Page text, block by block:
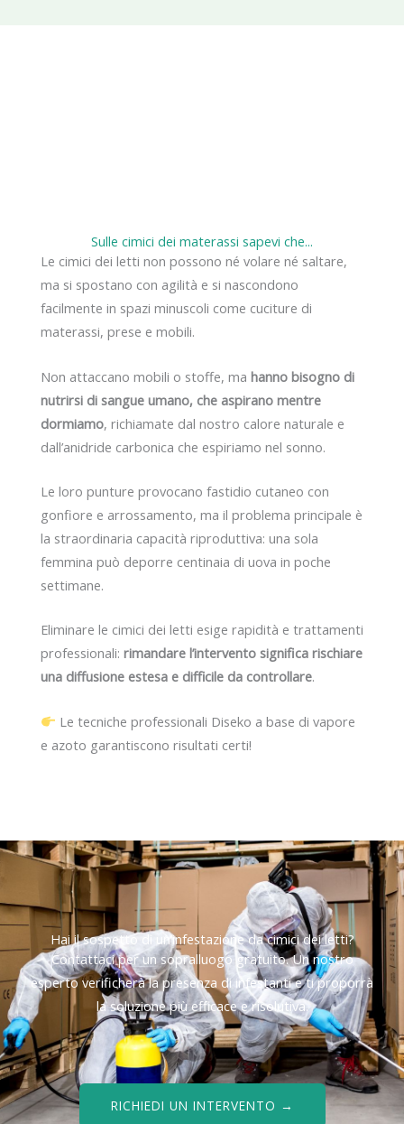
Sulle cimici dei materassi sapevi che...
Le cimici dei letti non possono né volare né saltare,
ma si spostano con agilità e si nascondono
facilmente in spazi minuscoli come cuciture di
materassi, prese e mobili.
Non attaccano mobili o stoffe, ma hanno bisogno di
nutrirsi di sangue umano, che aspirano mentre
dormiamo, richiamate dal nostro calore naturale e
dall’anidride carbonica che espiriamo nel sonno.
Le loro punture provocano fastidio cutaneo con
gonfiore e arrossamento, ma il problema principale è
la straordinaria capacità riproduttiva: una sola
femmina può deporre centinaia di uova in poche
settimane.
Eliminare le cimici dei letti esige rapidità e trattamenti
professionali: rimandare l’intervento significa rischiare
una diffusione estesa e difficile da controllare.
Le tecniche professionali Diseko a base di vapore
e azoto garantiscono risultati certi!
Hai il sospetto di un’infestazione da cimici dei letti?
Contattaci per un sopralluogo gratuito. Un nostro
esperto verificherà la presenza di infestanti e ti proporrà
la soluzione più efficace e risolutiva.
RICHIEDI UN INTERVENTO →